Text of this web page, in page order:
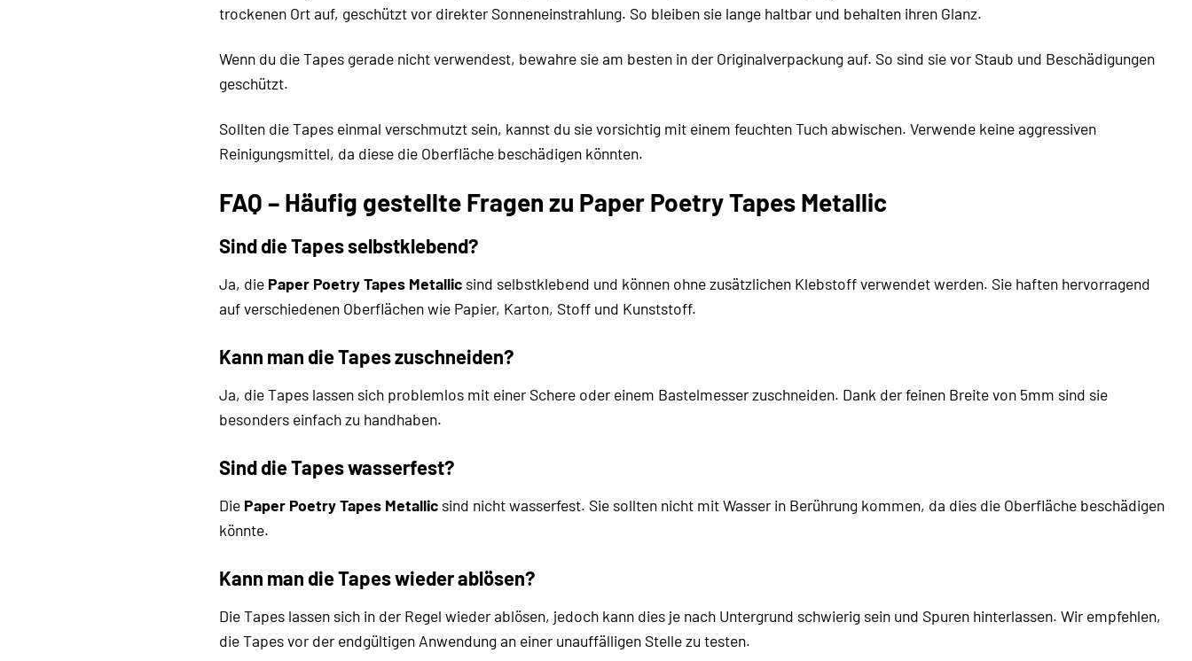
trockenen Ort auf, geschützt vor direkter Sonneneinstrahlung. So bleiben sie lange haltbar und behalten ihren Glanz.
Wenn du die Tapes gerade nicht verwendest, bewahre sie am besten in der Originalverpackung auf. So sind sie vor Staub und Beschädigungen
geschützt.
Sollten die Tapes einmal verschmutzt sein, kannst du sie vorsichtig mit einem feuchten Tuch abwischen. Verwende keine aggressiven
Reinigungsmittel, da diese die Oberfläche beschädigen könnten.
FAQ – Häufig gestellte Fragen zu Paper Poetry Tapes Metallic
Sind die Tapes selbstklebend?
Ja, die Paper Poetry Tapes Metallic sind selbstklebend und können ohne zusätzlichen Klebstoff verwendet werden. Sie haften hervorragend
auf verschiedenen Oberflächen wie Papier, Karton, Stoff und Kunststoff.
Kann man die Tapes zuschneiden?
Ja, die Tapes lassen sich problemlos mit einer Schere oder einem Bastelmesser zuschneiden. Dank der feinen Breite von 5mm sind sie
besonders einfach zu handhaben.
Sind die Tapes wasserfest?
Die Paper Poetry Tapes Metallic sind nicht wasserfest. Sie sollten nicht mit Wasser in Berührung kommen, da dies die Oberfläche beschädigen
könnte.
Kann man die Tapes wieder ablösen?
Die Tapes lassen sich in der Regel wieder ablösen, jedoch kann dies je nach Untergrund schwierig sein und Spuren hinterlassen. Wir empfehlen,
die Tapes vor der endgültigen Anwendung an einer unauffälligen Stelle zu testen.